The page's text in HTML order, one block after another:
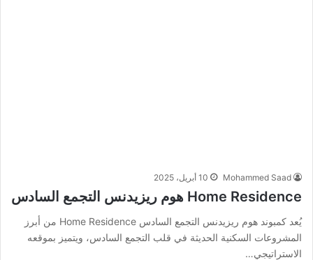
Mohammed Saad 10 أبريل، 2025
Home Residence هوم ريزيدنس التجمع السادس
يُعد كمبوند هوم ريزيدنس التجمع السادس Home Residence من أبرز
المشروعات السكنية الحديثة في قلب التجمع السادس، ويتميز بموقعه
الاستراتيجي…